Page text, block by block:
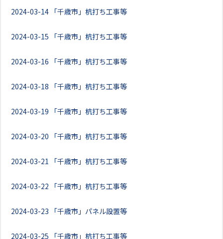
2024-03-14 「千歳市」杭打ち工事等
2024-03-15 「千歳市」杭打ち工事等
2024-03-16 「千歳市」杭打ち工事等
2024-03-18 「千歳市」杭打ち工事等
2024-03-19 「千歳市」杭打ち工事等
2024-03-20 「千歳市」杭打ち工事等
2024-03-21 「千歳市」杭打ち工事等
2024-03-22 「千歳市」杭打ち工事等
2024-03-23 「千歳市」パネル設置等
2024-03-25 「千歳市」杭打ち工事等